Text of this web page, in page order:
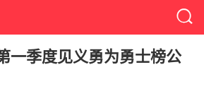
一季度见义勇为勇士榜公